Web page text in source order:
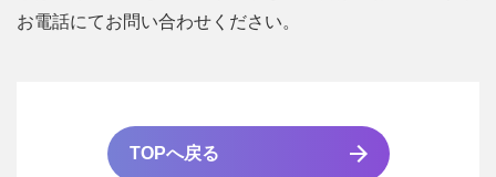
お電話にてお問い合わせください。
TOPへ戻る